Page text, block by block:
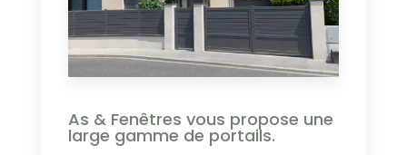
As & Fenêtres vous propose une
large gamme de portails.